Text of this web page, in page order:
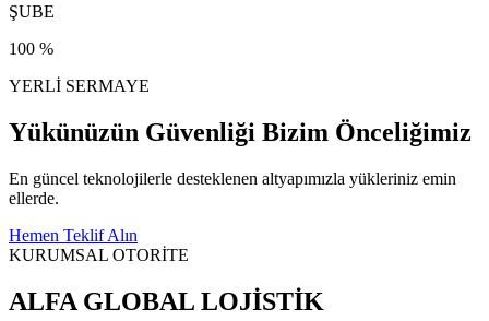
ŞUBE
100 %
YERLİ SERMAYE
Yükünüzün Güvenliği Bizim Önceliğimiz
En güncel teknolojilerle desteklenen altyapımızla yükleriniz emin
ellerde.
Hemen Teklif Alın
KURUMSAL OTORİTE
ALFA GLOBAL LOJİSTİK